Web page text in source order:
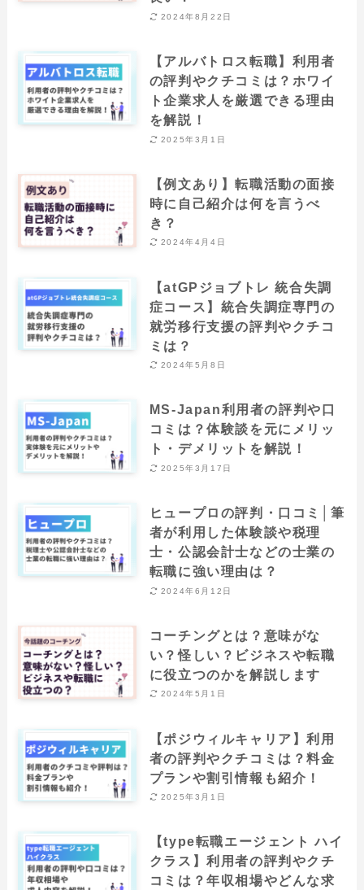
2024年8月22日
【アルバトロス転職】利用者
の評判やクチコミは？ホワイ
ト企業求人を厳選できる理由
を解説！
2025年3月1日
【例文あり】転職活動の面接
時に自己紹介は何を言うべ
き？
2024年4月4日
【atGPジョブトレ 統合失調
症コース】統合失調症専門の
就労移行支援の評判やクチコ
ミは？
2024年5月8日
MS-Japan利用者の評判や口
コミは？体験談を元にメリッ
ト・デメリットを解説！
2025年3月17日
ヒュープロの評判・口コミ│筆
者が利用した体験談や税理
士・公認会計士などの士業の
転職に強い理由は？
2024年6月12日
コーチングとは？意味がな
い？怪しい？ビジネスや転職
に役立つのかを解説します
2024年5月1日
【ポジウィルキャリア】利用
者の評判やクチコミは？料金
プランや割引情報も紹介！
2025年3月1日
【type転職エージェント ハイ
クラス】利用者の評判やクチ
コミは？年収相場やどんな求